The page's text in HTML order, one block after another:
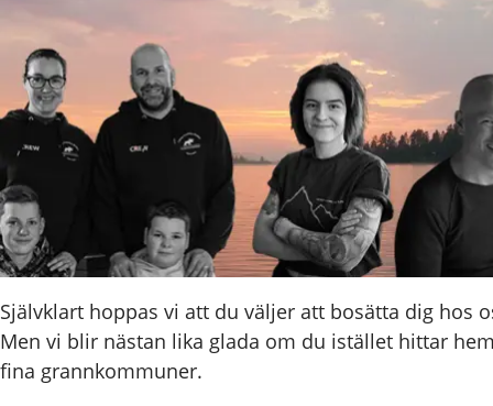
Självklart hoppas vi att du väljer att bosätta dig hos
Men vi blir nästan lika glada om du istället hittar
fina grannkommuner.